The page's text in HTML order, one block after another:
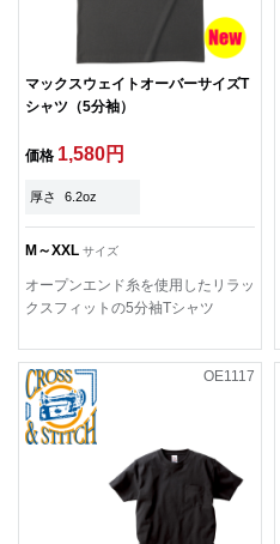
マックスウェイトオーバーサイズT
シャツ（5分袖）
価格 1,580円
厚さ 6.2oz
M～XXL サイズ
オープンエンド糸を使用したリラッ
クスフィットの5分袖Tシャツ
OE1117